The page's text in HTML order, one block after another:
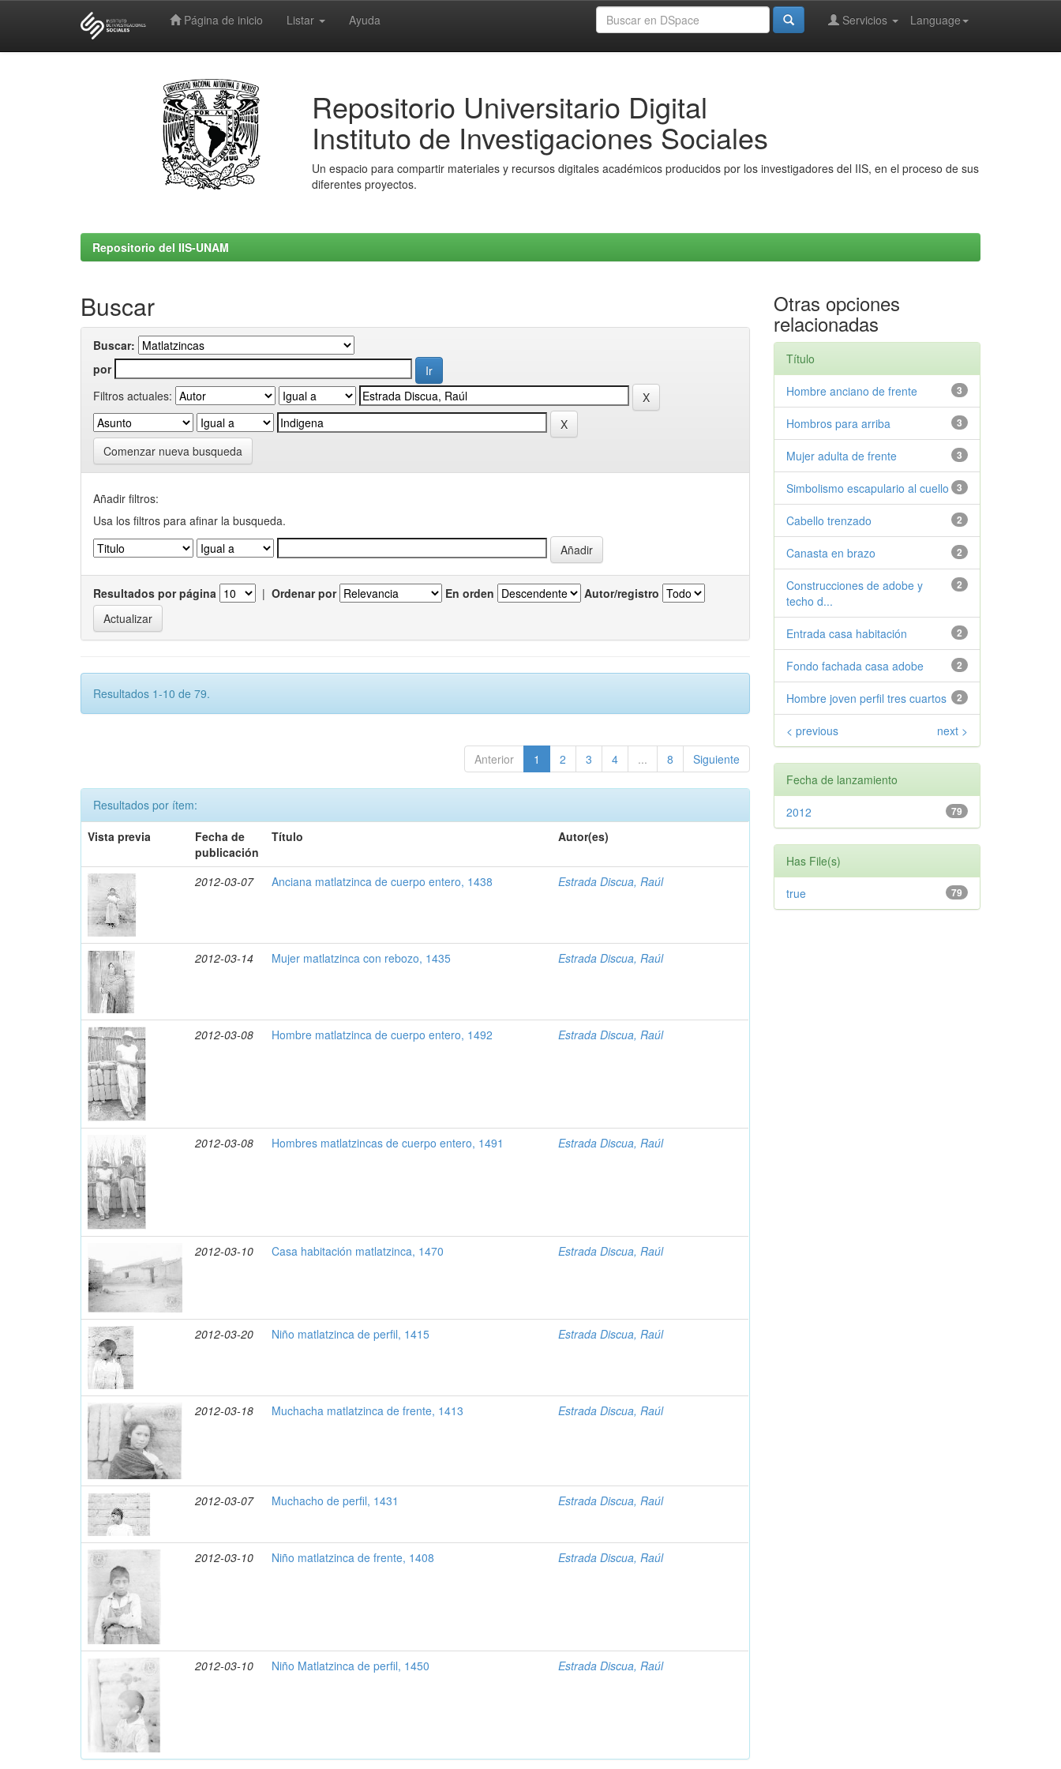
Página de inicio Listar Ayuda Language
Servicios
Repositorio Universitario Digital
Instituto de Investigaciones Sociales
Un espacio para compartir materiales y recursos digitales académicos producidos por los investigadores del IIS, en el proceso de sus
diferentes proyectos.
Repositorio del IIS-UNAM
Buscar
Buscar:
por
Filtros actuales:
Comenzar nueva busqueda
Añadir filtros:
Usa los filtros para afinar la busqueda.
Resultados por página | Ordenar por En orden Autor/registro
Resultados 1-10 de 79.
Anterior 1 2 3 4 ... 8 Siguiente
Resultados por ítem:
Vista previa
Fecha de
publicación
Título Autor(es)
2012-03-07 Anciana matlatzinca de cuerpo entero, 1438 Estrada Discua, Raúl
2012-03-14 Mujer matlatzinca con rebozo, 1435 Estrada Discua, Raúl
2012-03-08 Hombre matlatzinca de cuerpo entero, 1492 Estrada Discua, Raúl
2012-03-08 Hombres matlatzincas de cuerpo entero, 1491 Estrada Discua, Raúl
2012-03-10 Casa habitación matlatzinca, 1470 Estrada Discua, Raúl
2012-03-20 Niño matlatzinca de perfil, 1415 Estrada Discua, Raúl
2012-03-18 Muchacha matlatzinca de frente, 1413 Estrada Discua, Raúl
2012-03-07 Muchacho de perfil, 1431 Estrada Discua, Raúl
2012-03-10 Niño matlatzinca de frente, 1408 Estrada Discua, Raúl
2012-03-10 Niño Matlatzinca de perfil, 1450 Estrada Discua, Raúl
Otras opciones
relacionadas
Título
3
Hombre anciano de frente
3
Hombros para arriba
3
Mujer adulta de frente
3
Simbolismo escapulario al cuello
2
Cabello trenzado
2
Canasta en brazo
2
Construcciones de adobe y
techo d...
2
Entrada casa habitación
2
Fondo fachada casa adobe
2
Hombre joven perfil tres cuartos
< previous next >
Fecha de lanzamiento
79
2012
Has File(s)
79
true